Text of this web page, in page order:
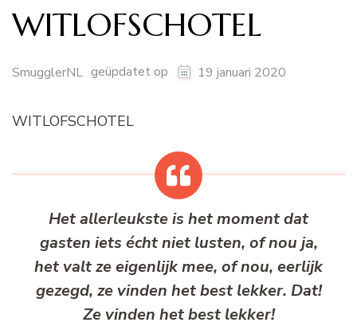
WITLOFSCHOTEL
SmugglerNL geüpdatet op 19 januari 2020
WITLOFSCHOTEL
Het allerleukste is het moment dat
gasten iets écht niet lusten, of nou ja,
het valt ze eigenlijk mee, of nou, eerlijk
gezegd, ze vinden het best lekker. Dat!
Ze vinden het best lekker!